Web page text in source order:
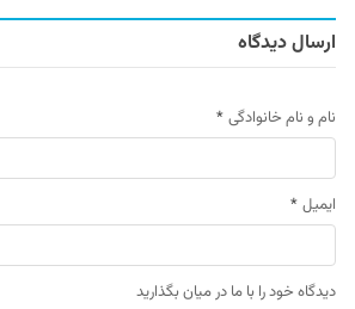
ارسال دیدگاه
نام و نام خانوادگی *
ایمیل *
دیدگاه خود را با ما در میان بگذارید